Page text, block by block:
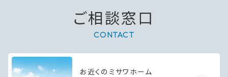
ご相談窓口
CONTACT
お近くのミサワホーム